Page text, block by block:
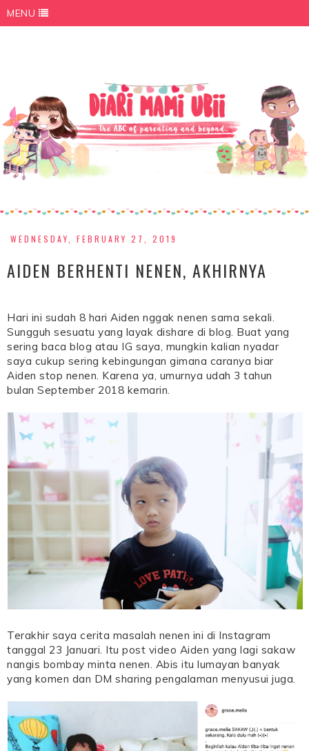
MENU
WEDNESDAY, FEBRUARY 27, 2019
AIDEN BERHENTI NENEN, AKHIRNYA
Hari ini sudah 8 hari Aiden nggak nenen sama sekali.
Sungguh sesuatu yang layak dishare di blog. Buat yang
sering baca blog atau IG saya, mungkin kalian nyadar
saya cukup sering kebingungan gimana caranya biar
Aiden stop nenen. Karena ya, umurnya udah 3 tahun
bulan September 2018 kemarin.
Terakhir saya cerita masalah nenen ini di Instagram
tanggal 23 Januari. Itu post video Aiden yang lagi sakaw
nangis bombay minta nenen. Abis itu lumayan banyak
yang komen dan DM sharing pengalaman menyusui juga.